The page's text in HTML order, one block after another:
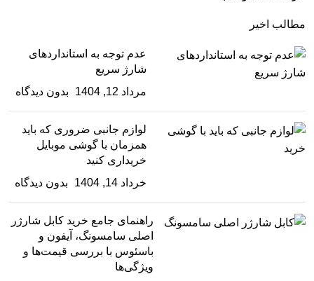
مطالب اخیر
عدم توجه به استانداردهای
شارژ سریع
مرداد 12, 1404
بدون دیدگاه
لوازم جانبی ضروری که باید
همزمان با گوشی موبایل
خریداری کنید
خرداد 14, 1404
بدون دیدگاه
راهنمای جامع خرید کابل شارژر
اصلی سامسونگ، آیفون و
باسئوس با بررسی قیمت‌ها و
ویژگی‌ها